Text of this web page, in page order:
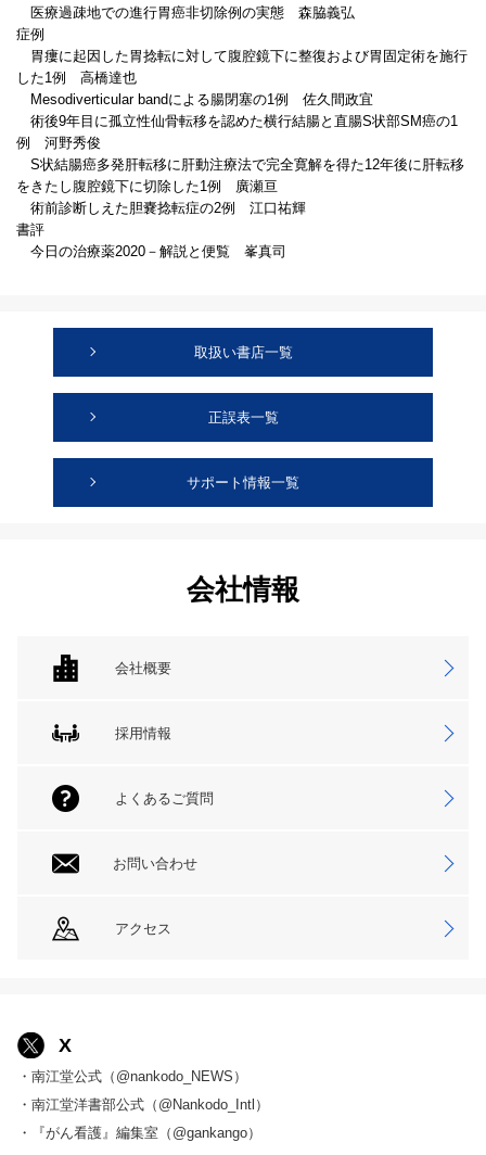
医療過疎地での進行胃癌非切除例の実態 森脇義弘
症例
胃瘻に起因した胃捻転に対して腹腔鏡下に整復および胃固定術を施行
した1例 高橋達也
Mesodiverticular bandによる腸閉塞の1例 佐久間政宜
術後9年目に孤立性仙骨転移を認めた横行結腸と直腸S状部SM癌の1
例 河野秀俊
S状結腸癌多発肝転移に肝動注療法で完全寛解を得た12年後に肝転移
をきたし腹腔鏡下に切除した1例 廣瀬亘
術前診断しえた胆嚢捻転症の2例 江口祐輝
書評
今日の治療薬2020－解説と便覧 峯真司
取扱い書店一覧
正誤表一覧
サポート情報一覧
会社情報
会社概要
採用情報
よくあるご質問
お問い合わせ
アクセス
X
・南江堂公式（@nankodo_NEWS）
・南江堂洋書部公式（@Nankodo_Intl）
・『がん看護』編集室（@gankango）